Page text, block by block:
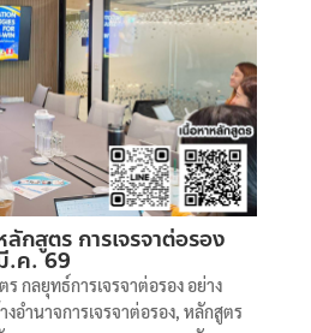
กสูตร การเจรจาต่อรอง
.ค. 69
ร กลยุทธ์การเจรจาต่อรอง อย่าง
อำนาจการเจรจาต่อรอง, หลักสูตร